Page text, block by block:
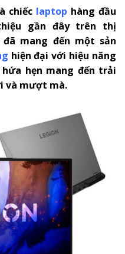
chiếc laptop hàng đầu
gần đây trên thị
mang đến một sản
hiện đại với hiệu năng
hẹn mang đến trải
và mượt mà.